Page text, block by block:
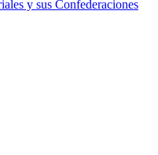
y sus Confederaciones